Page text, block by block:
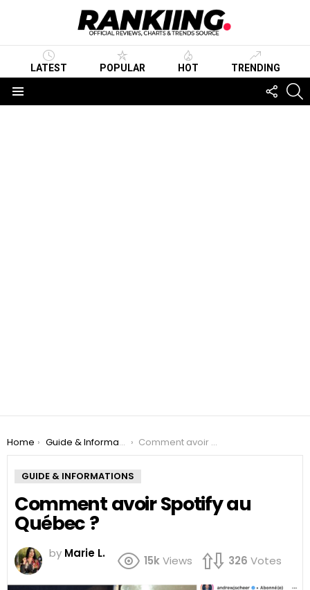
LATEST POPULAR HOT TRENDING
US
You are here:
Home Guide & Informations Comment avoir Spotify au Québec ?
GUIDE & INFORMATIONS
Comment avoir Spotify au
Québec ?
by Marie L.
15kViews 326 Votes